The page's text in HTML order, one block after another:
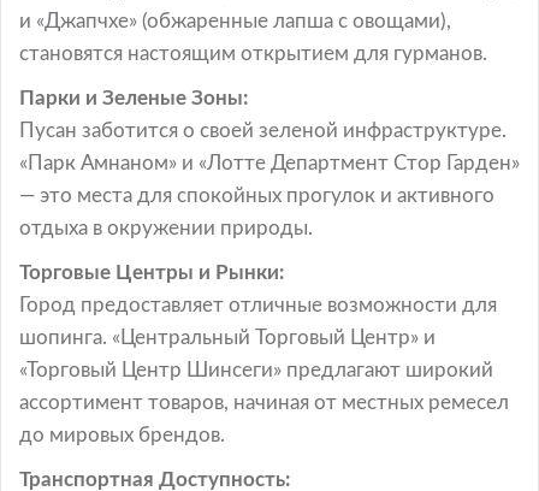
и «Джапчхе» (обжаренные лапша с овощами),
становятся настоящим открытием для гурманов.
Парки и Зеленые Зоны:
Пусан заботится о своей зеленой инфраструктуре.
«Парк Амнаном» и «Лотте Департмент Стор Гарден»
— это места для спокойных прогулок и активного
отдыха в окружении природы.
Торговые Центры и Рынки:
Город предоставляет отличные возможности для
шопинга. «Центральный Торговый Центр» и
«Торговый Центр Шинсеги» предлагают широкий
ассортимент товаров, начиная от местных ремесел
до мировых брендов.
Транспортная Доступность: